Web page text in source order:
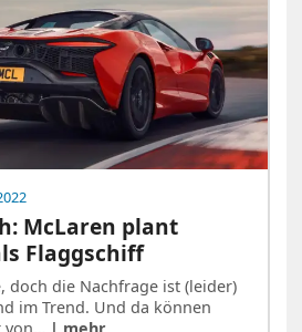
McLaren plant
Flaggschiff
doch die Nachfrage ist (leider)
im Trend. Und da können
von… | mehr